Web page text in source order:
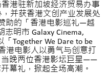
香港驻新加坡经济贸易办事
，并获香港文创产业发展处
助的「香港电影巡礼—越
明市 Galaxy Cinema,
Together We Dare to be
港电影人以勇气与创意打
当晚两位香港影坛巨星——
幕礼，掀起全场高潮。